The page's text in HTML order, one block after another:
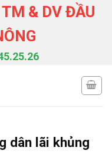
& DV ĐẦU
dân lãi khủng